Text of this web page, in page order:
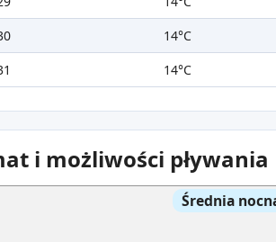
14°C
14°C
i możliwości pływania
Średnia